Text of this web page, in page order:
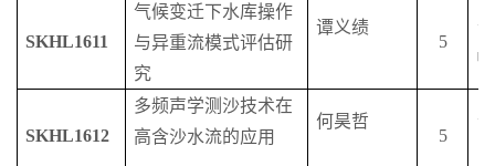
SKHL1611
气候变迁下水库操作
与异重流模式评估研
究
谭义绩
5
SKHL1612
多频声学测沙技术在
高含沙水流的应用
何昊哲
5